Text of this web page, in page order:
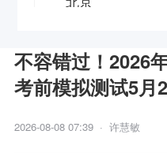
不容错过！2026
考前模拟测试5月
2026-08-08 07:39 · 许慧敏